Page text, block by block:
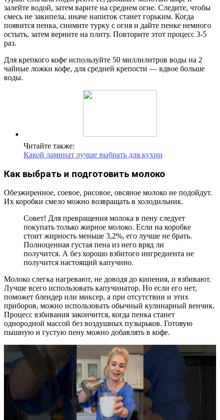
залейте водой, затем варите на среднем огне. Следите, чтобы
смесь не закипела, иначе напиток станет горьким. Когда
появится пенка, снимите турку с огня и дайте пенке немного
остыть, затем верните на плиту. Повторите этот процесс 3-5
раз.
Для крепкого кофе используйте 50 миллилитров воды на 2
чайные ложки кофе, для средней крепости — вдвое больше
воды.
Читайте также:
Какой ламинат лучше выбрать для кухни
Как выбрать и подготовить молоко
Обезжиренное, соевое, рисовое, овсяное молоко не подойдут.
Их коробки смело можно возвращать в холодильник.
Совет! Для превращения молока в пену следует
покупать только жирное молоко. Если на коробке
стоит жирность меньше 3,2%, его лучше не брать.
Полноценная густая пена из него вряд ли
получится. А без хорошо взбитого ингредиента не
получится настоящий капучино.
Молоко слегка нагревают, не доводя до кипения, и взбивают.
Лучше всего использовать капучинатор. Но если его нет,
поможет блендер или миксер, а при отсутствии и этих
приборов, можно использовать обычный кулинарный венчик.
Процесс взбивания закончится, когда пенка станет
однородной массой без воздушных пузырьков. Готовую
пышную и густую пену можно добавлять в кофе.